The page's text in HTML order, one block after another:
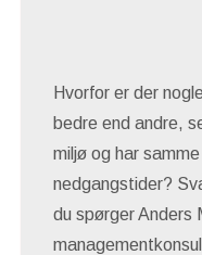
Hvorfor er der
bedre end andre,
miljø og har
nedgangstider?
du spørger Anders